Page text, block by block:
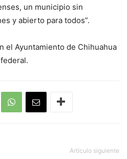
un municipio sin
y abierto para todos”.
el Ayuntamiento de Chihuahua
Artículo siguiente